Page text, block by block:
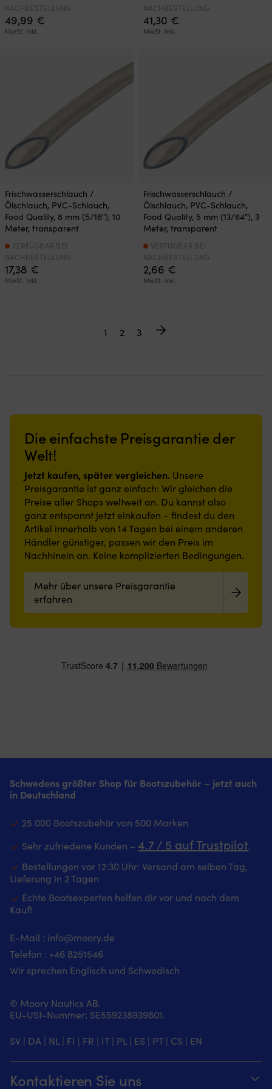
49,99 €
MwSt. inkl.
NACHBESTELLUNG
41,30 €
MwSt. inkl.
NACHBESTELLUNG
Frischwasserschlauch /
Ölschlauch, PVC-Schlauch,
Food Quality, 8 mm (5/16″), 10
Meter, transparent
17,38 €
MwSt. inkl.
VERFÜGBAR BEI
NACHBESTELLUNG
Frischwasserschlauch /
Ölschlauch, PVC-Schlauch,
Food Quality, 5 mm (13/64″), 3
Meter, transparent
2,66 €
MwSt. inkl.
VERFÜGBAR BEI
NACHBESTELLUNG
1 2 3
Die einfachste Preisgarantie der
Welt!
Jetzt kaufen, später vergleichen. Unsere
Preisgarantie ist ganz einfach: Wir gleichen die
Preise aller Shops weltweit an. Du kannst also
ganz entspannt jetzt einkaufen – findest du den
Artikel innerhalb von 14 Tagen bei einem anderen
Händler günstiger, passen wir den Preis im
Nachhinein an. Keine komplizierten Bedingungen.
Mehr über unsere Preisgarantie
erfahren
Schwedens größter Shop für Bootszubehör – jetzt auch
in Deutschland
25 000 Bootszubehör von 500 Marken
Sehr zufriedene Kunden – 4.7 / 5 auf Trustpilot‚
Bestellungen vor 12:30 Uhr: Versand am selben Tag,
Lieferung in 2 Tagen
Echte Bootsexperten helfen dir vor und nach dem
Kauf!
E-Mail : info@moory.de
Telefon : +46 8251546
Wir sprechen Englisch und Schwedisch
© Moory Nautics AB.
EU-USt-Nummer: SE559238939801.
SV | DA | NL| FI | FR | IT| PL| ES | PT| CS | EN
Kontaktieren Sie uns